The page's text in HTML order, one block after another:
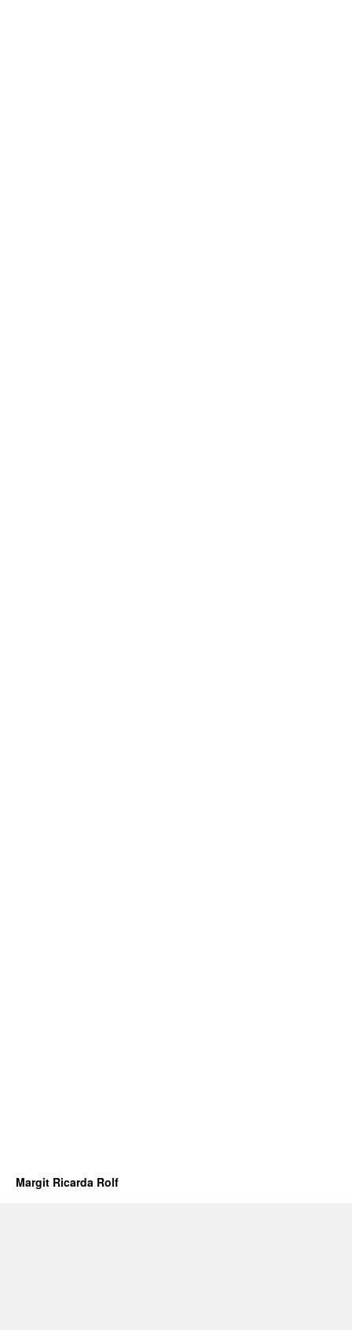
Margit Ricarda Rolf